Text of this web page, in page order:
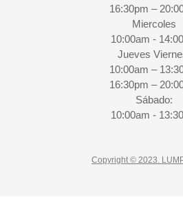
16:30pm –
Miercoles
10:00am -
Jueves
10:00am –
16:30pm –
Sábado:
10:00am -
Copyright © 2023.